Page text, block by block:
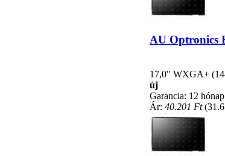
AU Optronics
17,0" WXGA+
új
Garancia: 12 hónap
Ár: 40.201 Ft